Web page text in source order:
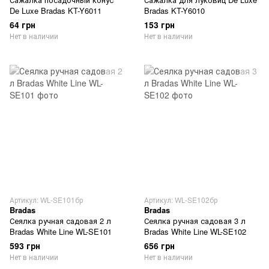
De Luxe Bradas KT-Y6011
64 грн
Нет в наличии
Bradas KT-Y6010
153 грн
Нет в наличии
Артикул: WL-SE101бр
Bradas
Сеялка ручная садовая 2 л
Bradas White Line WL-SE101
593 грн
Нет в наличии
Артикул: WL-SE102бр
Bradas
Сеялка ручная садовая 3 л
Bradas White Line WL-SE102
656 грн
Нет в наличии